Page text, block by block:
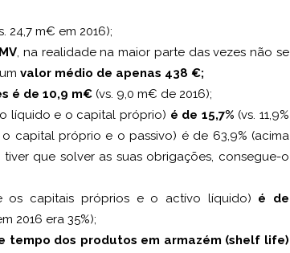
24,7 m€ em 2016);
, na realidade na maior parte das vezes não se
valor médio de apenas 438 €;
é de 10,9 m€ (vs. 9,0 m€ de 2016);
líquido e o capital próprio) é de 15,7% (vs. 11,9%
capital próprio e o passivo) é de 63,9% (acima
tiver que solver as suas obrigações, consegue-o
os capitais próprios e o actívo líquido) é de
2016 era 35%);
tempo dos produtos em armazém (shelf life)